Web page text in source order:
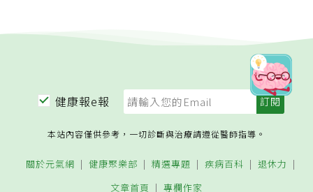
健康報e報
本站內容僅供參考，一切診斷與治療請遵從醫師指導。
關於元氣網 健康聚樂部 精選專題 疾病百科
退休力
文章首頁
專欄作家